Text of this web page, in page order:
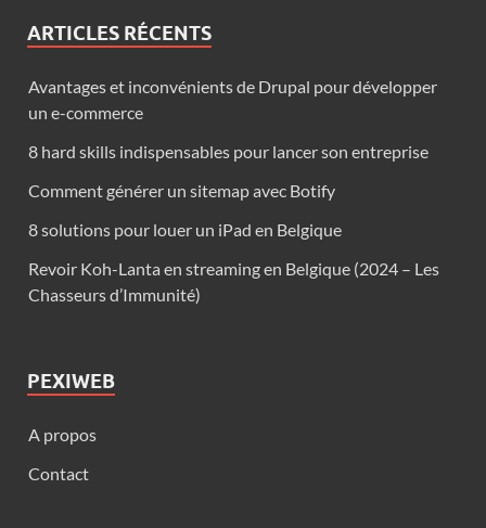
ARTICLES RÉCENTS
Avantages et inconvénients de Drupal pour développer
un e-commerce
8 hard skills indispensables pour lancer son entreprise
Comment générer un sitemap avec Botify
8 solutions pour louer un iPad en Belgique
Revoir Koh-Lanta en streaming en Belgique (2024 – Les
Chasseurs d’Immunité)
PEXIWEB
A propos
Contact